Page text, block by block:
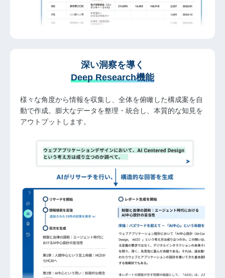
深い洞察を導く
Deep Research機能
様々な角度から情報を収集し、全体を俯瞰した構成案を自
動で作成。膨大なデータを整理・統合し、本質的な知見を
アウトプットします。